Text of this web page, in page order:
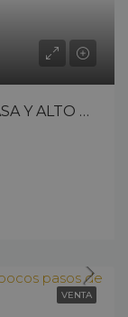
FINCA ECOLÓGICA CON GRAN CASA Y ALTO POTENCIAL DE INVERSIÓN – 13904cp226
VENTA